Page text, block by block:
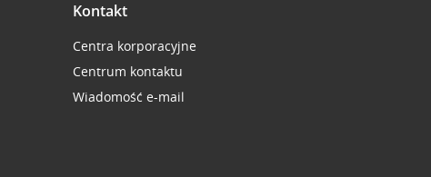
Kontakt
Centra korporacyjne
Centrum kontaktu
Wiadomość e-mail